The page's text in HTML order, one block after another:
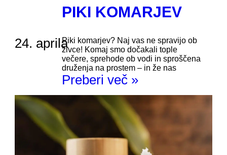
PIKI KOMARJEV
24. aprilaPiki komarjev? Naj vas ne spravijo ob
živce! Komaj smo dočakali tople
večere, sprehode ob vodi in sproščena
druženja na prostem – in že nas
Preberi več »